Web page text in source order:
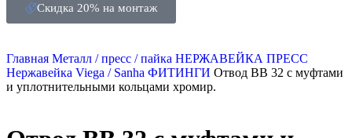
Скидка 20% на монтаж
Главная Металл / пресс / пайка НЕРЖАВЕЙКА ПРЕСС
Нержавейка Viega / Sanha ФИТИНГИ Отвод ВВ 32 с муфтами
и уплотнительными кольцами хромир.